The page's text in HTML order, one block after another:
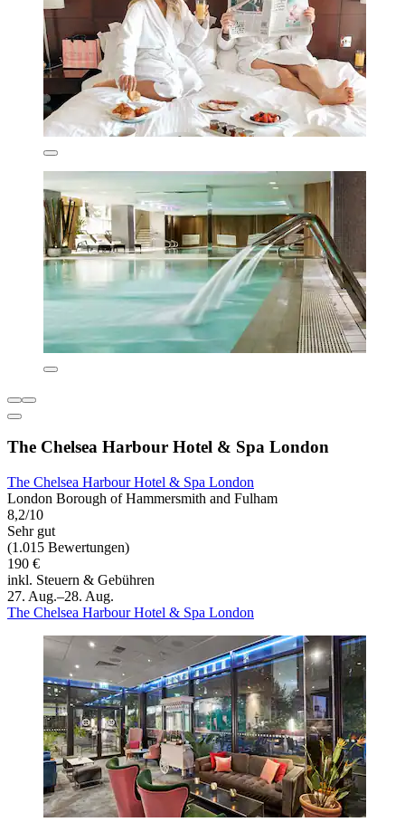
The Chelsea Harbour Hotel & Spa London
The Chelsea Harbour Hotel & Spa London
London Borough of Hammersmith and Fulham
8,2/10
Sehr gut
(1.015 Bewertungen)
190 €
inkl. Steuern & Gebühren
27. Aug.–28. Aug.
The Chelsea Harbour Hotel & Spa London